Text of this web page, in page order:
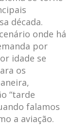
década.
onde há
por
idade se
os
“tarde
falamos
a aviação.